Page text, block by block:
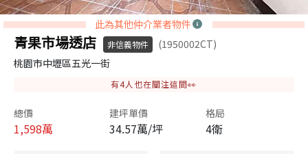
此為其他仲介業者物件
青果市場透店 非信義物件
(1950002CT)
桃園市中壢區五光一街
有4人也在關注這間👀
總價
1,598萬
建坪單價
34.57萬/坪
格局
4衛